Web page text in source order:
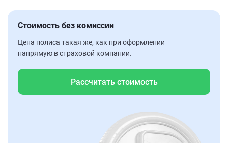
Стоимость без комиссии
Цена полиса такая же, как при оформлении
напрямую в страховой компании.
Рассчитать стоимость